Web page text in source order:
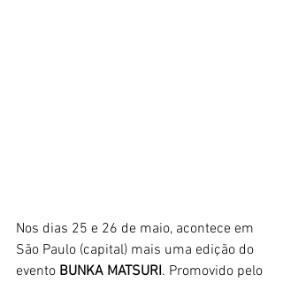
Nos dias 25 e 26 de maio, acontece em
São Paulo (capital) mais uma edição do
evento BUNKA MATSURI. Promovido pelo